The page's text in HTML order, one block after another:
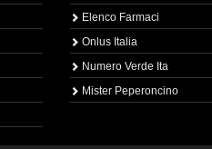
Elenco Farmaci
Onlus Italia
Numero Verde Ita
Mister Peperoncino